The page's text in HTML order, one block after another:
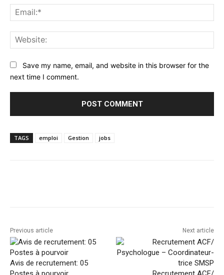
Save my name, email, and website in this browser for the
next time I comment.
TAGS emploi Gestion jobs
Previous article
Avis de recrutement: 05
Next article